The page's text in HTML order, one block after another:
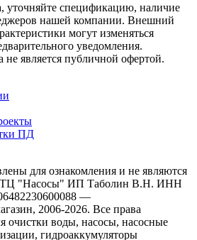
спецификацию, наличие
нашей компании. Внешний
могут изменяться
уведомления.
не является публичной офертой.
ПД
для ознакомления и не являются
ТЦ "Насосы" ИП Таболин В.Н. ИНН
—
2006-2026. Все права
воды, насосы, насосные
гидроаккумуляторы